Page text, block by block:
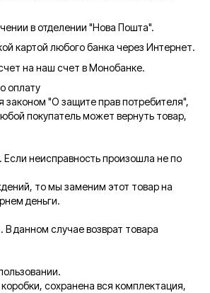
в отделении "Нова Пошта".
картой любого банка через Интернет.
на наш счет в Монобанке.
оплату
законом "О защите прав потребителя",
покупатель может вернуть товар,
Если неисправность произошла не по
то мы заменим этот товар на
деньги.
данном случае возврат товара
сохранена вся комплектация,